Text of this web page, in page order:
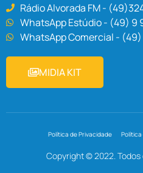
Rádio Alvorada FM -
WhatsApp Estúdio - (49) 9
WhatsApp Comercial - (49)
MIDIA KIT
Política de Privacidade Política
Copyright © 2022.